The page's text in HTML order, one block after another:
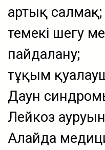
артық салмақ;
темекі шегу
пайдалану;
тұқым
Даун
Лейкоз
Алайда